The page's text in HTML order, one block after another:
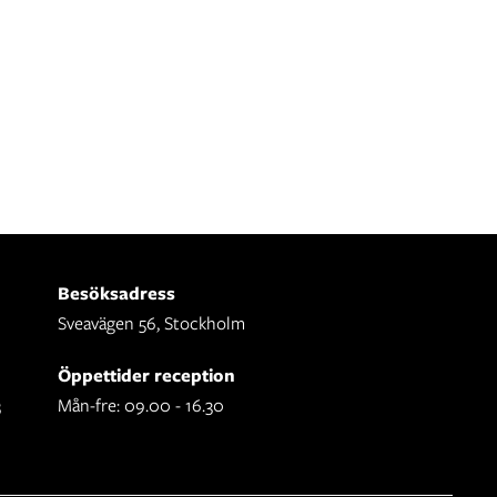
Besöksadress
Sveavägen 56, Stockholm
Öppettider reception
Mån-fre: 09.00 - 16.30